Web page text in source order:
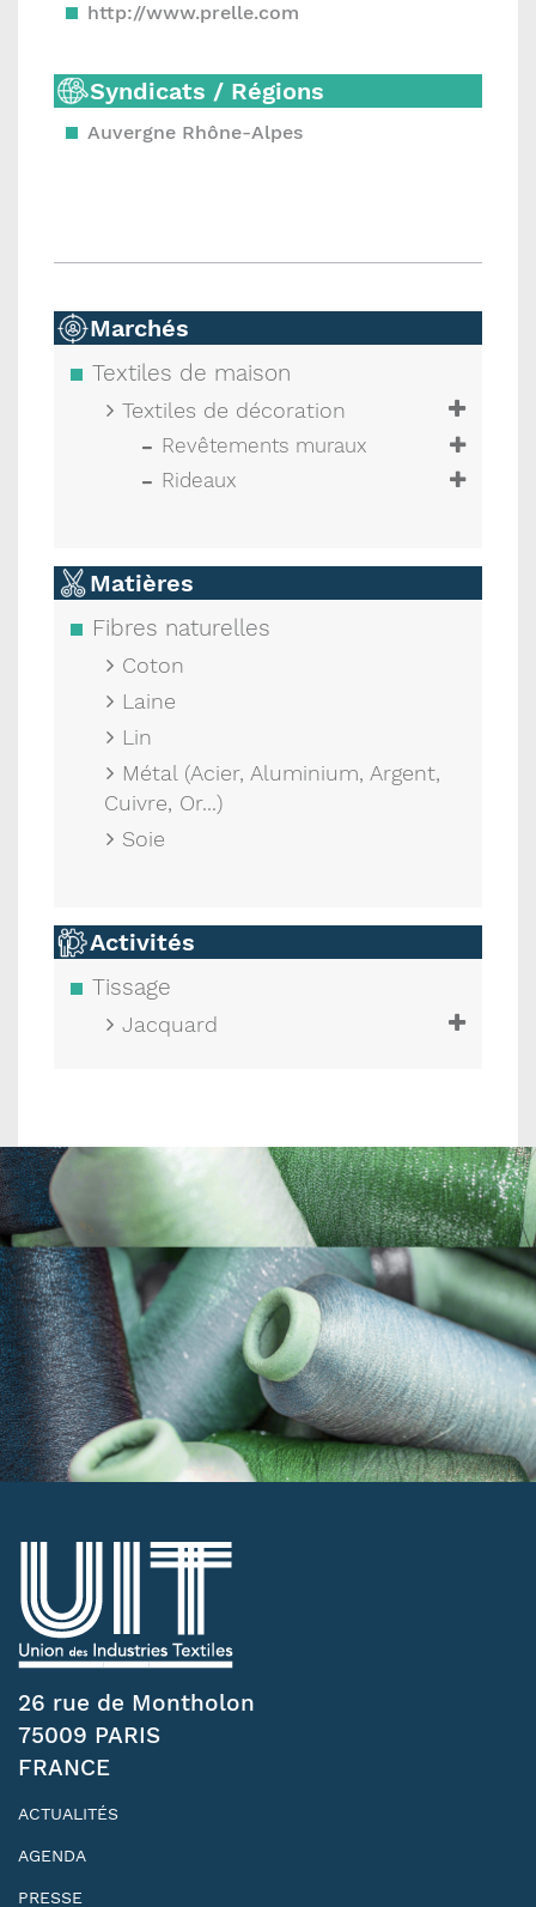
http://www.prelle.com
Syndicats / Régions
Auvergne Rhône-Alpes
Marchés
Textiles de maison
Textiles de décoration
Revêtements muraux
Rideaux
Matières
Fibres naturelles
Coton
Laine
Lin
Métal (Acier, Aluminium, Argent,
Cuivre, Or...)
Soie
Activités
Tissage
Jacquard
26 rue de Montholon
75009 PARIS
FRANCE
ACTUALITÉS
AGENDA
PRESSE